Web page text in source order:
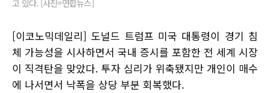
고 있다. [사진=연합뉴스]
[이코노믹데일리] 도널드 트럼프 미국 대통령이 경기 침
체 가능성을 시사하면서 국내 증시를 포함한 전 세계 시장
이 직격탄을 맞았다. 투자 심리가 위축됐지만 개인이 매수
에 나서면서 낙폭을 상당 부분 회복했다.